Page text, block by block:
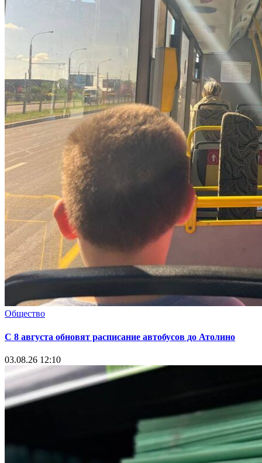
Общество
С 8 августа обновят расписание автобусов до Атолино
03.08.26 12:10